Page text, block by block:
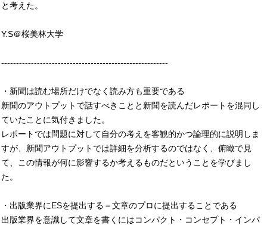
と考えた。
Y.S＠桜美林大学
--------------------------------------------------------
・新聞は読む場所だけでなく読み方も重要である
新聞のアウトプットで話すべきことと新聞を読んだレポートを混同し
ていたことに気付きました。
レポートでは問題に対して自分の考えを客観的かつ論理的に説明しま
すが、新聞アウトプットでは詳細を分析するのではなく、俯瞰で見
て、この情報が何に影響するか考えるものだということを学びまし
た。
・出版業界にESを提出する＝文章のプロに提出することである
出版業界を意識して文章を書くにはコンパクト・コンセプト・インパ